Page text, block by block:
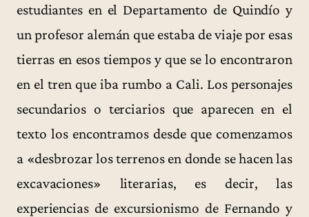
estudiantes en el Departamento de Quindío y
un profesor alemán que estaba de viaje por esas
tierras en esos tiempos y que se lo encontraron
en el tren que iba rumbo a Cali. Los personajes
secundarios o terciarios que aparecen en el
texto los encontramos desde que comenzamos
a «desbrozar los terrenos en donde se hacen las
excavaciones» literarias, es decir, las
experiencias de excursionismo de Fernando y